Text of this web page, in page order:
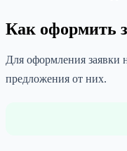
Как оформить
Для оформления заявки
предложения от них.